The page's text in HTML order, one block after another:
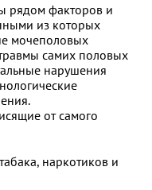
рядом факторов и
из которых
мочеполовых
самих половых
нарушения
от самого
наркотиков и